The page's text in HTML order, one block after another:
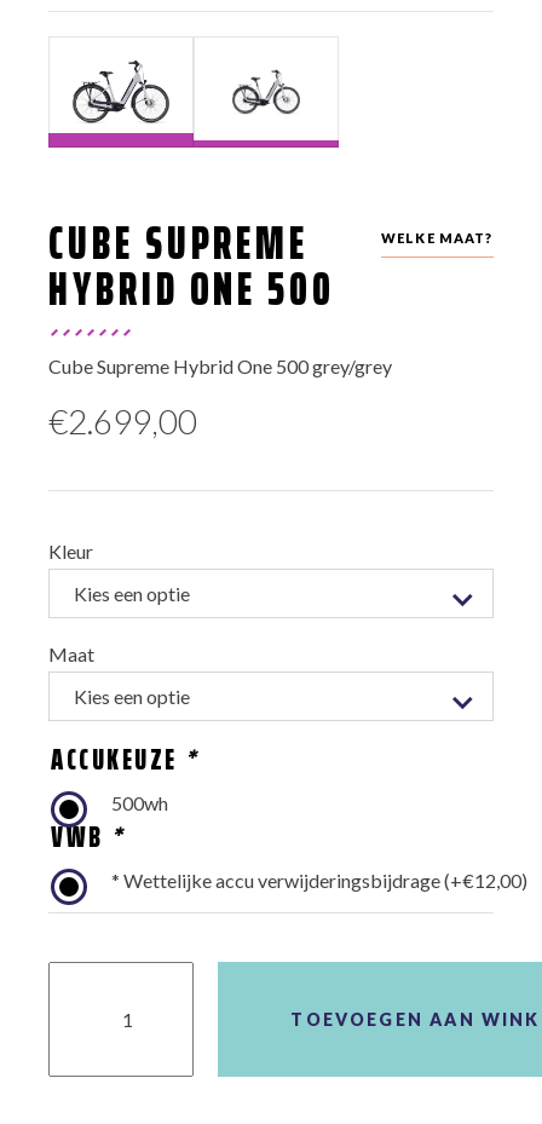
WELKE MAAT?
CUBE SUPREME
HYBRID ONE 500
Cube Supreme Hybrid One 500 grey/grey
€2.699,00
Kleur
Maat
ACCUKEUZE *
500wh
VWB *
* Wettelijke accu verwijderingsbijdrage(+€12,00)
TOEVOEGEN AAN